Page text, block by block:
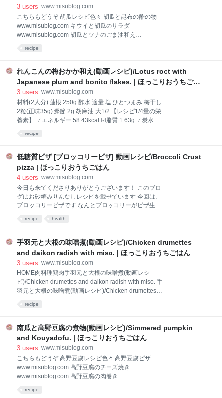
ンパク質 4.02g 文部科学省 科学技術・学術審議会資源
訂)」から引用 材料アレンジ ココナッツクリームの代
わりにココナッツミルクでもOK ココナッツの風味が
苦手な方は、豆乳やアーモンドミルクでも、牛乳や生
クリームでも
3 users www.misublog.com
こちらもどうぞ 胡瓜レシピ色々 胡瓜と昆布の酢の物
www.misublog.com キウイと胡瓜のサラダ
www.misublog.com 胡瓜とツナのごま油和え
ム 77g スライスチーズ 6枚 【レシピ1/2量の栄養素】
1.61g ☑︎食物繊維 0.27g ☑︎タンパク質 21.06g 文部科学
省 科学技術・学術審議会資源調査分科会報告書「日本
食品標準成分表2020年版(八訂)」から引用 材料アレン
ても作れます ハムで作る場合はこちら
www.misublog.com English recipe(serve 2) 50g
Cucumber 77g Prosciutto 10
recipe
れんこんの梅おかか和え(動画レシピ)/Lotus root with
Japanese plum and bonito flakes. | ほっこりおうちごは
ん
3 users www.misublog.com
材料(2人分) 蓮根 250g 酢水 適量 塩 ひとつまみ 梅干し
2粒(正味35g) 鰹節 2g 胡麻油 大1/2 【レシピ1/4量の栄
養素】 ☑︎エネルギー 58.43kcal ☑︎脂質 1.63g ☑︎炭水化
科学省 科学技術・学術審議会資源調査分科会報告書
アレンジ 甘くしたい場合は砂糖かみりん小1を加えて
ください 梅干しを減らし、塩少々(or醤油 小1/2)を加え
てもOK。酸味が和らぎます。 蓮根の代わりに他のお
梅和えもご紹介しています。 えのき茸の梅おかか和え
www.misublog.com ブロッコリーの梅おかか和え
www.misublog.com English recipe(serve 2) 25
recipe
低糖質ピザ [ブロッコリーピザ] 動画レシピ/Broccoli Crust
pizza | ほっこりおうちごはん
4 users www.misublog.com
今日も来てくださりありがとうございます！ このブロ
グはお砂糖みりんなしレシピを載せています 今回は、
ブロッコリーピザです なんとブロッコリーがピザ生地
(2人分) ブロッコリー 300g 水 80cc 塩(ブロッコリー
ご用)ひとつまみ ミニトマト 30g(3〜4個) トマトケチ
ャップ 30g 【レシピ1/6量の栄養素】 ☑︎エネルギー
96.46kcal ☑︎脂質 5.99g ☑︎炭水化物 5.3g ☑︎食物繊維
議会資源調査分科会報告書「日本食品標準成分表2020
年版(八訂)」から引用 材料アレンジ トッピングはお好
みのもので。ソーセージやピーマンなどを乗せても美
味しいです ブロッコリーの代わりにカリフラワーやロ
recipe health
手羽元と大根の味噌煮(動画レシピ)/Chicken drumettes
and daikon radish with miso. | ほっこりおうちごはん
3 users www.misublog.com
HOME肉料理鶏肉手羽元と大根の味噌煮(動画レシ
ピ)/Chicken drumettes and daikon radish with miso. 手
羽元と大根の味噌煮(動画レシピ)/Chicken drumettes
recipe
南瓜と高野豆腐の煮物(動画レシピ)/Simmered pumpkin
and Kouyadofu. | ほっこりおうちごはん
3 users www.misublog.com
こちらもどうぞ 高野豆腐レシピ色々 高野豆腐ピザ
www.misublog.com 高野豆腐のチーズ焼き
www.misublog.com 高野豆腐の肉巻き
www.misublog.com 材料(4人分) 高野豆腐 4枚(70g) (水
recipe